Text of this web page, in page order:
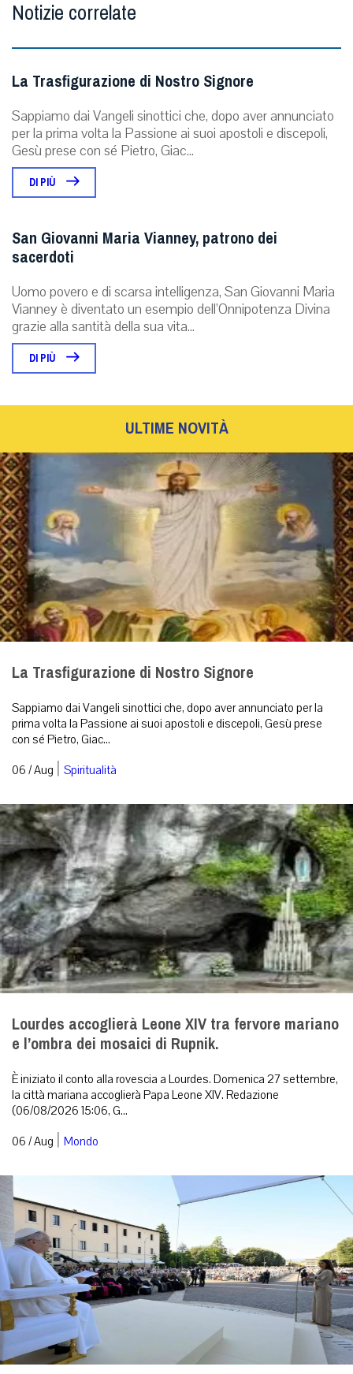
Notizie correlate
La Trasfigurazione di Nostro Signore
Sappiamo dai Vangeli sinottici che, dopo aver annunciato
per la prima volta la Passione ai suoi apostoli e discepoli,
Gesù prese con sé Pietro, Giac...
DI PIÙ
San Giovanni Maria Vianney, patrono dei
sacerdoti
Uomo povero e di scarsa intelligenza, San Giovanni Maria
Vianney è diventato un esempio dell’Onnipotenza Divina
grazie alla santità della sua vita...
DI PIÙ
ULTIME NOVITÀ
La Trasfigurazione di Nostro Signore
Sappiamo dai Vangeli sinottici che, dopo aver annunciato per la
prima volta la Passione ai suoi apostoli e discepoli, Gesù prese
con sé Pietro, Giac...
06 / Aug | Spiritualità
Lourdes accoglierà Leone XIV tra fervore mariano
e l’ombra dei mosaici di Rupnik.
È iniziato il conto alla rovescia a Lourdes. Domenica 27 settembre,
la città mariana accoglierà Papa Leone XIV. Redazione
(06/08/2026 15:06, G...
06 / Aug | Mondo